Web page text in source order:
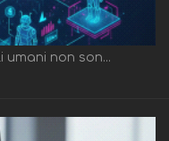
non son...